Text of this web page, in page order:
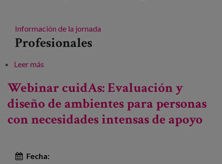
Información de la jornada
Profesionales
Leer más
tradicional de Residencia-asilo
Webinar cuidAs: Evaluación y
diseño de ambientes para personas
con necesidades intensas de apoyo
Fecha: